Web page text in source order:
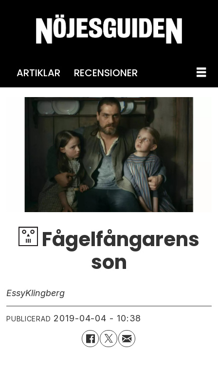
ARTIKLAR RECENSIONER
Fågelfångarens
son
EssyKlingberg
PUBLICERAD 2019-04-04 - 10:38